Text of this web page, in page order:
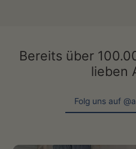
Bereits über
lieben
Folg uns auf
Folg uns auf